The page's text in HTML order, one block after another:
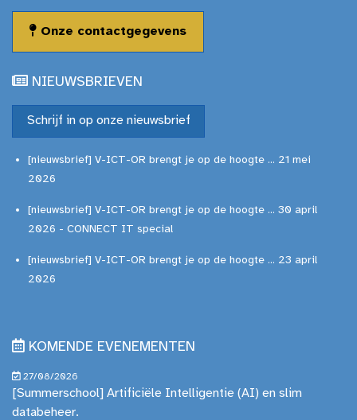
Onze contactgegevens
NIEUWSBRIEVEN
Schrijf in op onze nieuwsbrief
[nieuwsbrief] V-ICT-OR brengt je op de hoogte ... 21 mei
2026
[nieuwsbrief] V-ICT-OR brengt je op de hoogte ... 30 april
2026 - CONNECT IT special
[nieuwsbrief] V-ICT-OR brengt je op de hoogte ... 23 april
2026
KOMENDE EVENEMENTEN
27/08/2026
[Summerschool] Artificiële Intelligentie (AI) en slim
databeheer.